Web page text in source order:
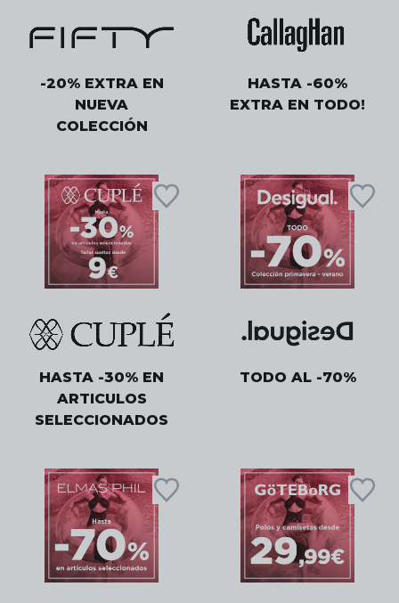
-20% EXTRA EN
NUEVA
COLECCIÓN
HASTA -60%
EXTRA EN TODO!
HASTA -30% EN
ARTICULOS
SELECCIONADOS
TODO AL -70%